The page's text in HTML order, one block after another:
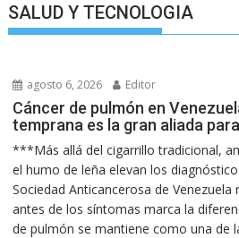
SALUD Y TECNOLOGIA
agosto 6, 2026 Editor
Cáncer de pulmón en
temprana es la gran aliada
***Más allá del cigarrillo tradicional,
el humo de leña elevan los
Sociedad Anticancerosa de
antes de los síntomas marca la
de pulmón se mantiene como una de